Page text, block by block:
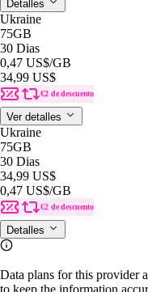
Detalles
Ukraine
75GB
30 Dias
0,47 US$/GB
34,99 US$
€2 de descuento
Ver detalles
Ukraine
75GB
30 Dias
34,99 US$
0,47 US$/GB
€2 de descuento
Detalles
Data plans for this provider
to keep the information